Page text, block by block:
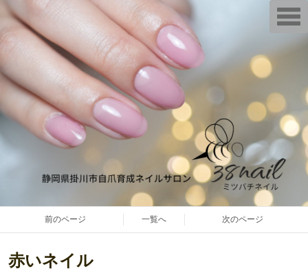
前のページ 一覧へ 次のページ
赤いネイル
T
o
g
t
o